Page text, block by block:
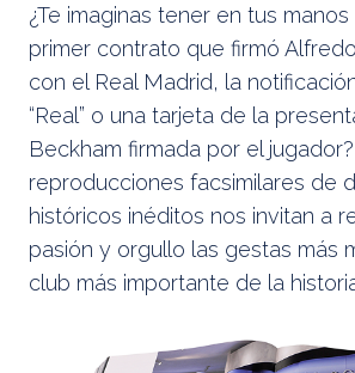
¿Te imaginas tener en tus manos
primer contrato que firmó
con el Real Madrid, la
“Real” o una tarjeta de la
Beckham firmada por el
reproducciones facsimilares de
históricos inéditos nos invitan a
pasión y orgullo las gestas más
club más importante de la